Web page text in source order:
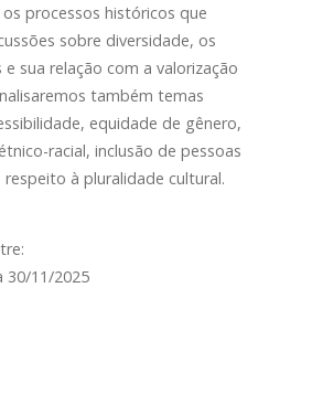
processos históricos que
sobre diversidade, os
sua relação com a valorização
também temas
equidade de gênero,
racial, inclusão de pessoas
respeito à pluralidade cultural.
30/11/2025